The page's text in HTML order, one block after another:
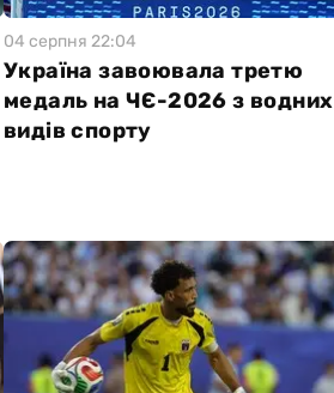
04 серпня 22:04
Україна завоювала третю
медаль на ЧЄ-2026 з водних
видів спорту